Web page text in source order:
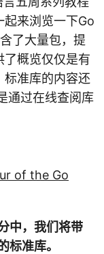
起来浏览一下Go
了大量包，提
概览仅仅是有
标准库的内容还
通过在线查阅库
of the Go
中，我们将带
标准库。